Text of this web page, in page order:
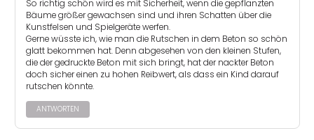
So richtig schön wird es mit Sicherheit, wenn die gepflanzten
Bäume größer gewachsen sind und ihren Schatten über die
Kunstfelsen und Spielgeräte werfen.
Gerne wüsste ich, wie man die Rutschen in dem Beton so schön
glatt bekommen hat. Denn abgesehen von den kleinen Stufen,
die der gedruckte Beton mit sich bringt, hat der nackter Beton
doch sicher einen zu hohen Reibwert, als dass ein Kind darauf
rutschen könnte.
ANTWORTEN